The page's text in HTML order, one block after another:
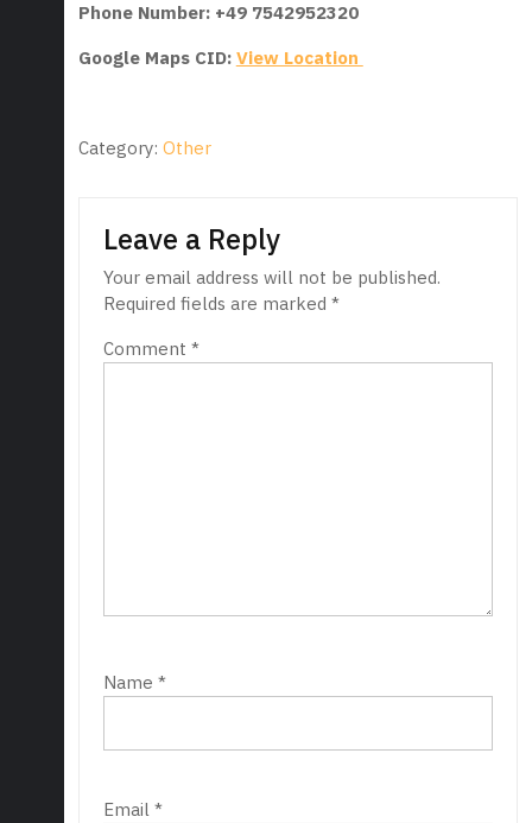
Phone Number: ‪+49 7542952320‬
Google Maps CID: View Location
Category: Other
Leave a Reply
Your email address will not be published.
Required fields are marked *
Comment *
Name *
Email *